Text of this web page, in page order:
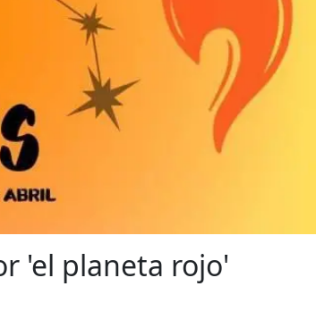
'el planeta rojo'